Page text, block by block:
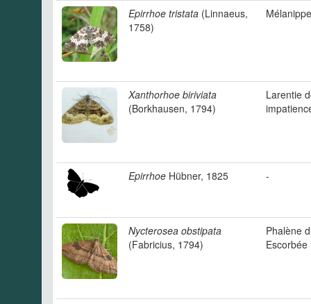
Epirrhoe tristata (Linnaeus,
1758)
Xanthorhoe biriviata
(Borkhausen, 1794)
Larentie
Epirrhoe Hübner, 1825 -
Nycterosea obstipata
(Fabricius, 1794)
Phalène
Escorbée